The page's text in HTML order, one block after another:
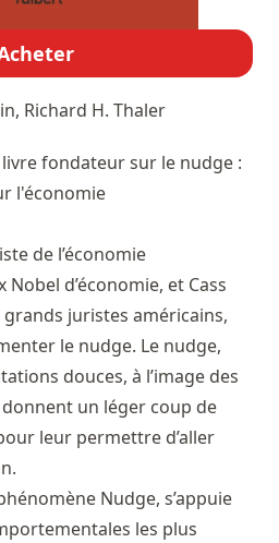
Richard H. Thaler
fondateur sur le nudge :
l'économie
de l’économie
d’économie, et Cass
grands juristes américains,
le nudge. Le nudge,
douces, à l’image des
un léger coup de
leur permettre d’aller
Nudge, s’appuie
les plus